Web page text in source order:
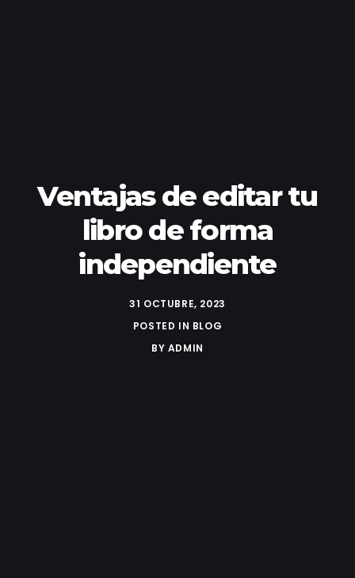
Ventajas de editar tu
libro de forma
independiente
31 OCTUBRE, 2023
POSTED IN BLOG
BY ADMIN